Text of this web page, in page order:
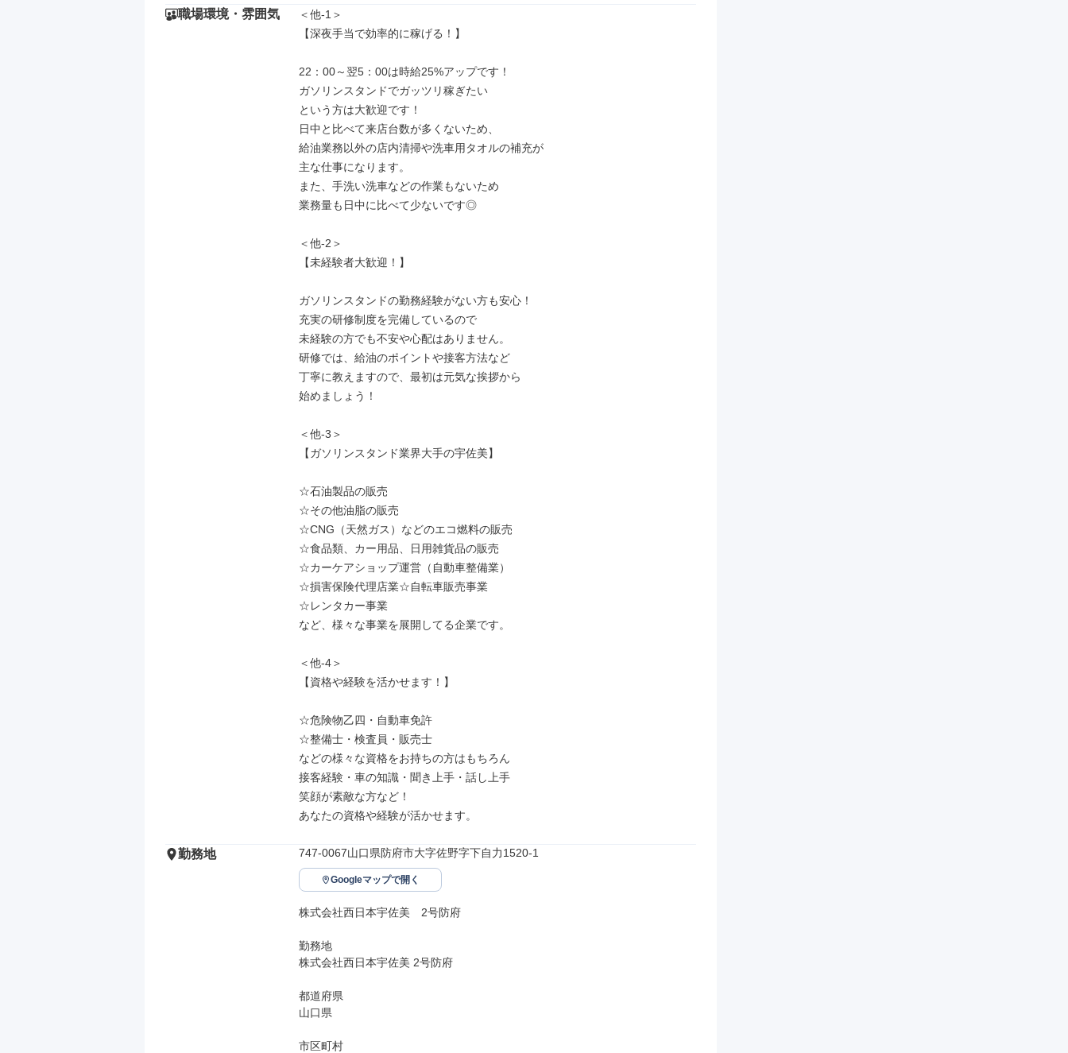
職場環境・雰囲気
＜他-1＞
【深夜手当で効率的に稼げる！】
22：00～翌5：00は時給25%アップです！
ガソリンスタンドでガッツリ稼ぎたい
という方は大歓迎です！
日中と比べて来店台数が多くないため、
給油業務以外の店内清掃や洗車用タオルの補充が
主な仕事になります。
また、手洗い洗車などの作業もないため
業務量も日中に比べて少ないです◎
＜他-2＞
【未経験者大歓迎！】
ガソリンスタンドの勤務経験がない方も安心！
充実の研修制度を完備しているので
未経験の方でも不安や心配はありません。
研修では、給油のポイントや接客方法など
丁寧に教えますので、最初は元気な挨拶から
始めましょう！
＜他-3＞
【ガソリンスタンド業界大手の宇佐美】
☆石油製品の販売
☆その他油脂の販売
☆CNG（天然ガス）などのエコ燃料の販売
☆食品類、カー用品、日用雑貨品の販売
☆カーケアショップ運営（自動車整備業）
☆損害保険代理店業☆自転車販売事業
☆レンタカー事業
など、様々な事業を展開してる企業です。
＜他-4＞
【資格や経験を活かせます！】
☆危険物乙四・自動車免許
☆整備士・検査員・販売士
などの様々な資格をお持ちの方はもちろん
接客経験・車の知識・聞き上手・話し上手
笑顔が素敵な方など！
あなたの資格や経験が活かせます。
勤務地 747-0067山口県防府市大字佐野字下自力1520-1
Googleマップで開く
株式会社西日本宇佐美　2号防府
勤務地
株式会社西日本宇佐美 2号防府
都道府県
山口県
市区町村